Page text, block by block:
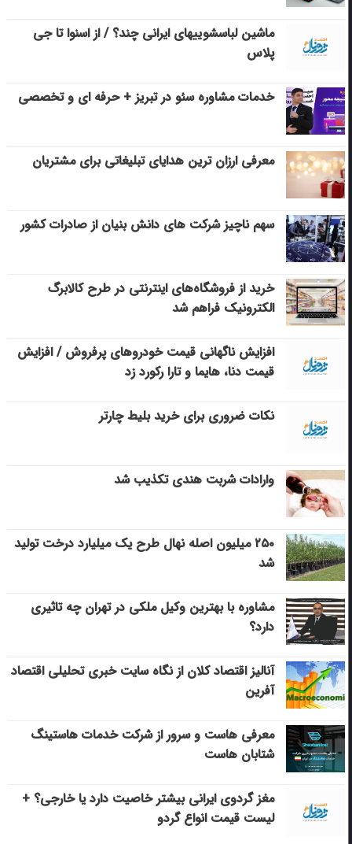
ماشین لباسشویی‎های ایرانی چند؟ / از اسنوا تا جی
پلاس
خدمات مشاوره سئو در تبریز + حرفه ای و تخصصی
معرفی ارزان ترین هدایای تبلیغاتی برای مشتریان
سهم ناچیز شرکت های دانش بنیان از صادرات کشور
خرید از فروشگاه‌های اینترنتی در طرح کالابرگ
الکترونیک فراهم شد
افزایش ناگهانی قیمت خودروهای پرفروش / افزایش
قیمت دنا، هایما و تارا رکورد زد
نکات ضروری برای خرید بلیط چارتر
وارادات شربت هندی تکذیب شد
۲۵۰ میلیون اصله نهال طرح یک میلیارد درخت تولید
شد
مشاوره با بهترین وکیل ملکی در تهران چه تاثیری
دارد؟
آنالیز اقتصاد کلان از نگاه سایت خبری تحلیلی اقتصاد
آفرین
معرفی هاست و سرور از شرکت خدمات هاستینگ
شتابان هاست
مغز گردوی ایرانی بیشتر خاصیت دارد یا خارجی؟ +
لیست قیمت انواع گردو